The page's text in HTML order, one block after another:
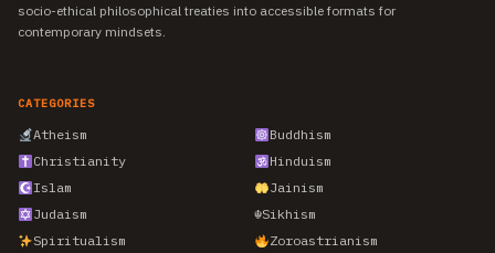
socio-ethical philosophical treaties into accessible formats for
contemporary mindsets.
CATEGORIES
Atheism
Buddhism
Christianity
Hinduism
Islam
Jainism
Judaism
☬Sikhism
Spiritualism
Zoroastrianism